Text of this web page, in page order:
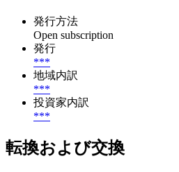
発行方法
Open subscription
発行
***
地域内訳
***
投資家内訳
***
転換および交換